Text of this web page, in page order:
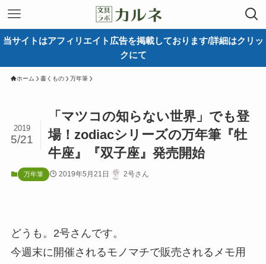
当サイトはアフィリエイト広告を掲載しております/詳細はクリッ
クにて
ホーム 書くもの 万年筆
「マツコの知らない世界」でも登
場！zodiacシリーズの万年筆『牡
牛座』『双子座』発売開始
2019
5/21
万年筆 2019年5月21日 2号さん
どうも。2号さんです。
今週末に開催されるモノマチで販売されるメモ用